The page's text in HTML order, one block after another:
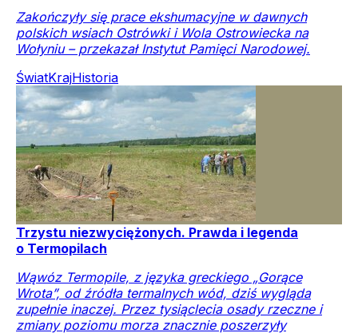
Zakończyły się prace ekshumacyjne w dawnych
polskich wsiach Ostrówki i Wola Ostrowiecka na
Wołyniu – przekazał Instytut Pamięci Narodowej.
ŚwiatKrajHistoria
Trzystu niezwyciężonych. Prawda i legenda
o Termopilach
Wąwóz Termopile, z języka greckiego „Gorące
Wrota”, od źródła termalnych wód, dziś wygląda
zupełnie inaczej. Przez tysiąclecia osady rzeczne i
zmiany poziomu morza znacznie poszerzyły